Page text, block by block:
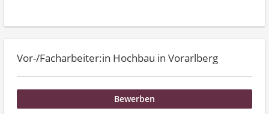
Vor-/Facharbeiter:in Hochbau in Vorarlberg
Bewerben